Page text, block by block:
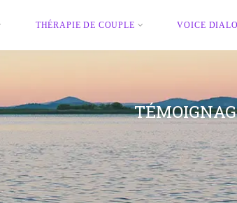
THÉRAPIE DE COUPLE VOICE